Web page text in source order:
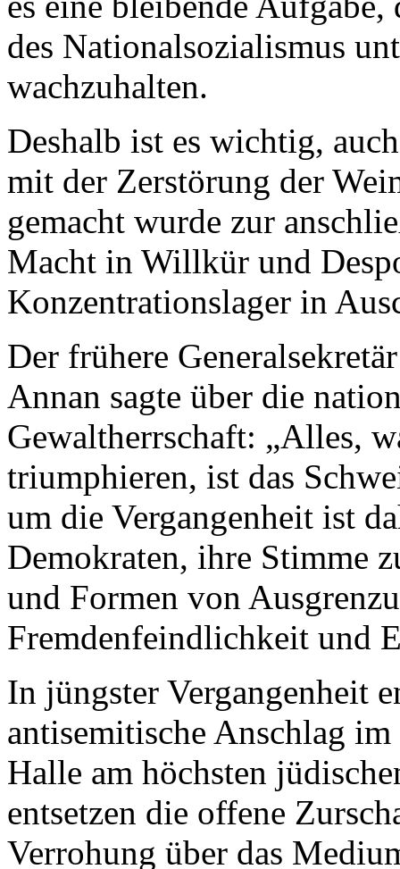
des Nationalsozialismus
wachzuhalten.
Deshalb ist es wichtig,
mit der Zerstörung der
gemacht wurde zur
Macht in Willkür und
Konzentrationslager in
Der frühere
Annan sagte über die
Gewaltherrschaft: „Alles,
triumphieren, ist das
um die Vergangenheit ist
Demokraten, ihre Stimme
und Formen von
Fremdenfeindlichkeit und
In jüngster Vergangenheit
antisemitische Anschlag
Halle am höchsten
entsetzen die offene
Verrohung über das